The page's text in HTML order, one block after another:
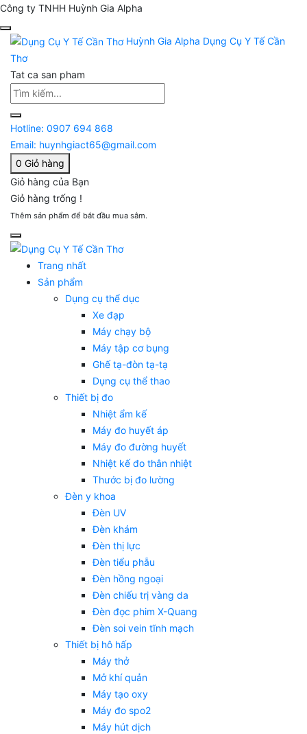
Công ty TNHH Huỳnh Gia Alpha
Huỳnh Gia Alpha Dụng Cụ Y Tế Cần
Thơ
Tat ca san pham
Hotline: 0907 694 868
Email: huynhgiact65@gmail.com
0 Giỏ hàng
Giỏ hàng của Bạn
Giỏ hàng trống !
Thêm sản phẩm để bắt đầu mua sắm.
Trang nhất
Sản phẩm
Dụng cụ thể dục
Xe đạp
Máy chạy bộ
Máy tập cơ bụng
Ghế tạ-đòn tạ-tạ
Dụng cụ thể thao
Thiết bị đo
Nhiệt ẩm kế
Máy đo huyết áp
Máy đo đường huyết
Nhiệt kế đo thân nhiệt
Thước bị đo lường
Đèn y khoa
Đèn UV
Đèn khám
Đèn thị lực
Đèn tiểu phẫu
Đèn hồng ngoại
Đèn chiếu trị vàng da
Đèn đọc phim X-Quang
Đèn soi vein tĩnh mạch
Thiết bị hô hấp
Máy thở
Mở khí quản
Máy tạo oxy
Máy đo spo2
Máy hút dịch